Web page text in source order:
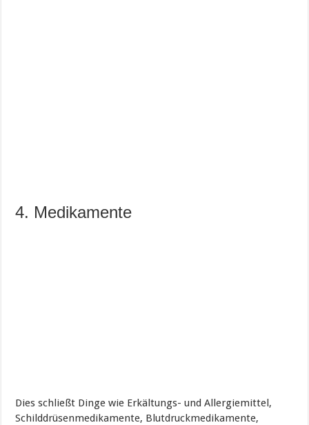
4. Medikamente
Dies schließt Dinge wie Erkältungs- und Allergiemittel,
Schilddrüsenmedikamente, Blutdruckmedikamente,